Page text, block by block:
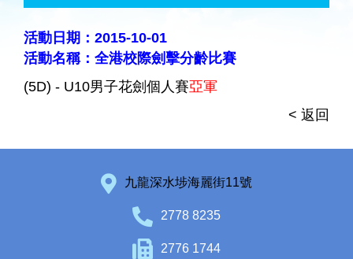
活動日期：2015-10-01
活動名稱：全港校際劍擊分齡比賽
(5D) - U10男子花劍個人賽亞軍
< 返回
九龍深水埗海麗街11號
2778 8235
2776 1744